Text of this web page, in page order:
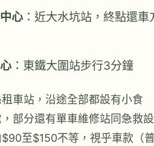
心：近大水坑站，終點還車
：東鐵大圍站步行3分鐘
車站，沿途全部都設有小食
部分還有單車維修站同急救設
至$150不等，視乎車款（